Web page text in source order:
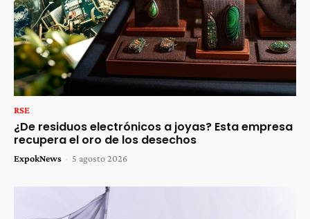
RSE
¿De residuos electrónicos a joyas? Esta empresa
recupera el oro de los desechos
ExpokNews - 5 agosto 2026